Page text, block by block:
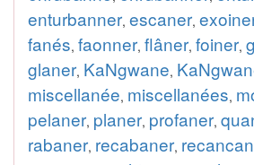
enturbanner, escaner,
fanés, faonner, flâner, foiner,
glaner, KaNgwane,
miscellanée, miscellanées,
pelaner, planer, profaner,
rabaner, recabaner,